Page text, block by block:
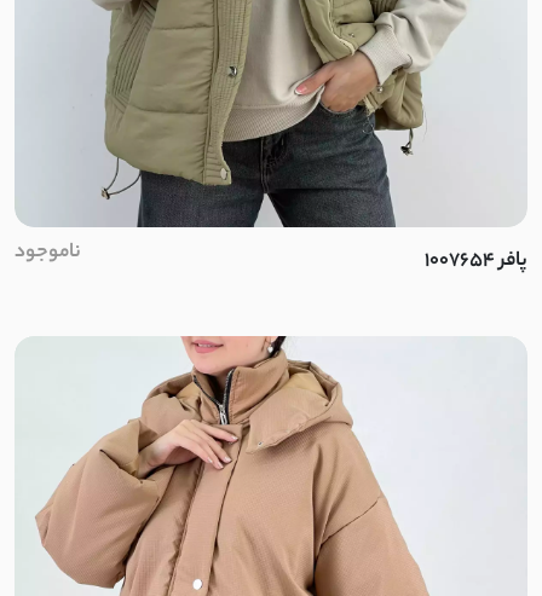
مموری ضد آب
حصیری
کرپ کجراه
کشمیر جناقی
دورس طرح بافت
پافر 1007654 ناموجود